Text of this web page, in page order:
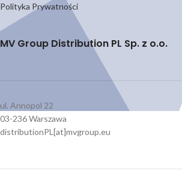
Polityka Prywatności
MV Group Distribution PL Sp. z o.o.
ul. Annopol 22
03-236 Warszawa
distributionPL[at]mvgroup.eu